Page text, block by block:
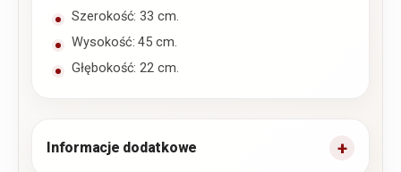
Szerokość: 33 cm.
Wysokość: 45 cm.
Głębokość: 22 cm.
Informacje dodatkowe